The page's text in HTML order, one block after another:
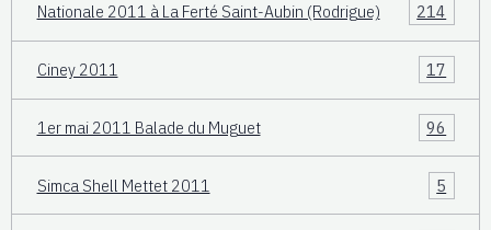
Nationale 2011 à La Ferté Saint-Aubin (Rodrigue) 214
Ciney 2011 17
1er mai 2011 Balade du Muguet 96
Simca Shell Mettet 2011 5